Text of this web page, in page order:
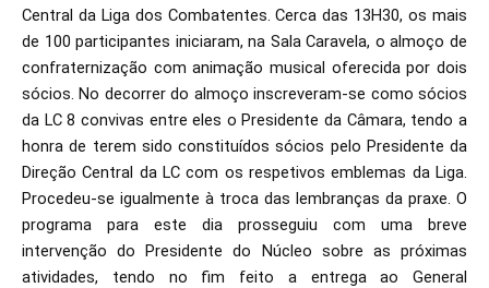
Central da Liga dos Combatentes. Cerca das 13H30, os mais
de 100 participantes iniciaram, na Sala Caravela, o almoço de
confraternização com animação musical oferecida por dois
sócios. No decorrer do almoço inscreveram-se como sócios
da LC 8 convivas entre eles o Presidente da Câmara, tendo a
honra de terem sido constituídos sócios pelo Presidente da
Direção Central da LC com os respetivos emblemas da Liga.
Procedeu-se igualmente à troca das lembranças da praxe. O
programa para este dia prosseguiu com uma breve
intervenção do Presidente do Núcleo sobre as próximas
atividades, tendo no fim feito a entrega ao General